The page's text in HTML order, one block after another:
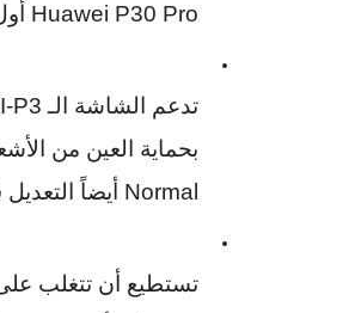
Huawei P30 Pro
تدعم الشاشة الـ P3
بحماية العين من
Normal أيضاً
تستطيع أن تتغلب